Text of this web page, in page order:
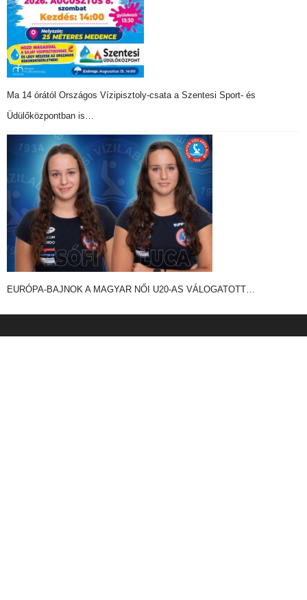
Ma 14 órától Országos Vízipisztoly-csata a Szentesi Sport- és
Üdülőközpontban is…
EURÓPA-BAJNOK A MAGYAR NŐI U20-AS VÁLOGATOTT…